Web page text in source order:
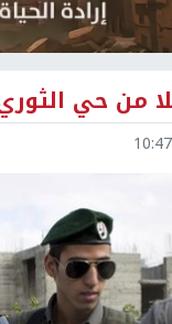
من حي